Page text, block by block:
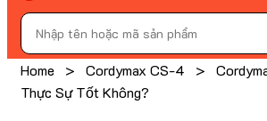
Home > Cordymax CS-4 >
Thực Sự Tốt Không?